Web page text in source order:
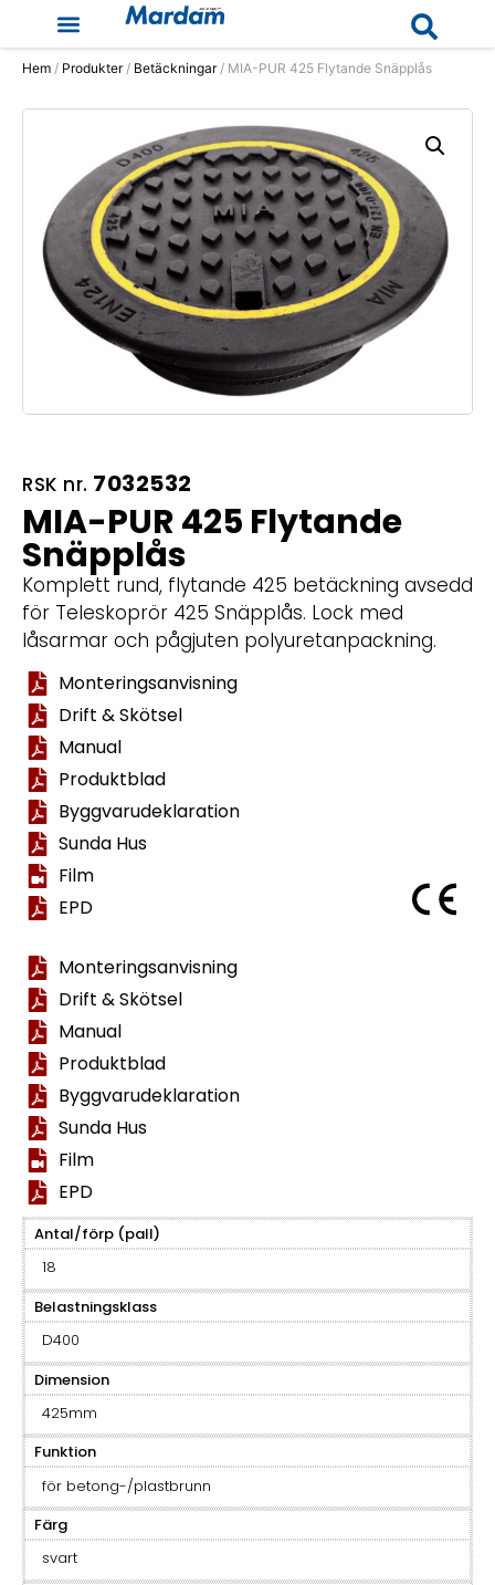
Hem / Produkter/ Betäckningar/ MIA-PUR 425 Flytande Snäpplås
RSK nr. 7032532
MIA-PUR 425 Flytande
Snäpplås
Komplett rund, flytande 425 betäckning avsedd
för Teleskoprör 425 Snäpplås. Lock med
låsarmar och pågjuten polyuretanpackning.
Monteringsanvisning
Drift & Skötsel
Manual
Produktblad
Byggvarudeklaration
Sunda Hus
Film
EPD
Monteringsanvisning
Drift & Skötsel
Manual
Produktblad
Byggvarudeklaration
Sunda Hus
Film
EPD
Antal/förp (pall)
18
Belastningsklass
D400
Dimension
425mm
Funktion
för betong-/plastbrunn
Färg
svart